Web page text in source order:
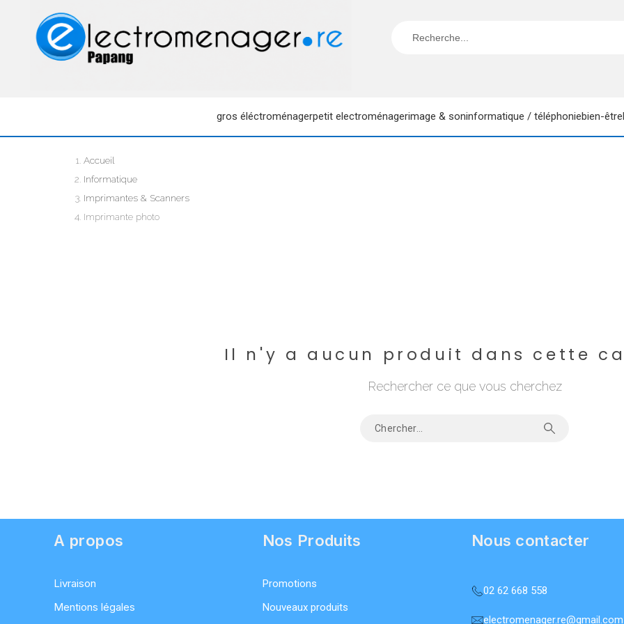
gros éléctroménagerpetit electroménagerimage & soninformatique / téléphoniebien-être
Accueil
Informatique
Imprimantes & Scanners
Imprimante photo
Il n'y a aucun produit dans cette
Rechercher ce que vous cherchez
A propos
Livraison
Mentions légales
Nos Produits
Promotions
Nouveaux produits
Nous contacter
02 62 668 558
electromenager.re@gmail.com